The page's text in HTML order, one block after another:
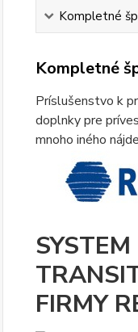
Kompletné
Kompletné
Príslušenstvo k
doplnky pre
mnoho iného
FIRMY